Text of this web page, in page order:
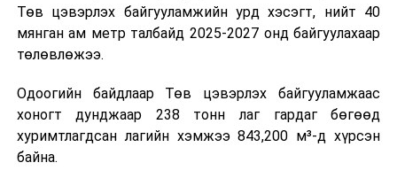
Төв цэвэрлэх байгууламжийн урд хэсэгт, нийт 40
мянган ам метр талбайд 2025-2027 онд байгуулахаар
төлөвлөжээ.
Одоогийн байдлаар Төв цэвэрлэх байгууламжаас
хоногт дунджаар 238 тонн лаг гардаг бөгөөд
хуримтлагдсан лагийн хэмжээ 843,200 м³-д хүрсэн
байна.